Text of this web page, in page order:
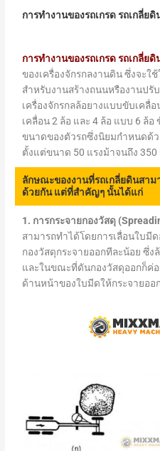
การทำงานของรถเกรด รถเกลี่ย
การทำงานของรถเกรดรถเกลี่ยดิ
ของเครื่องจักรกลงานดิน ซึ่งจะใ
สำหรับงานสร้างถนนหรืองานปรั
เครื่องจักรกลล้อยางแบบขับเคลื่
เคลื่อน 2 ล้อ และ 4 ล้อ แบบ 6 ล้อ
ขนาดของตัวรถซึ่งนิยมกำหนดด้
ตั้งแต่ขนาด 50 แรงม้าจนถึง 350
ลักษณะของงานที่รถเกลี่ยดินสา
ด้วยกัน แต่ที่สำคัญๆ นั้นได้แก่
1. การกระจายกองวัสดุ
สามารถทำได้โดยการเลื่อนใบมี
กองวัสดุกระจายออกทีละน้อย ซึ่ง
และในขณะที่ดันกองวัสดุออกก็ค่อ
ด้านหน้าของใบมีดให้กระจายออ